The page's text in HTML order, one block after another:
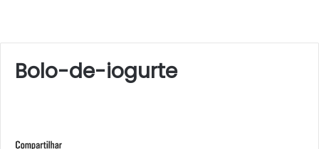
Bolo-de-iogurte